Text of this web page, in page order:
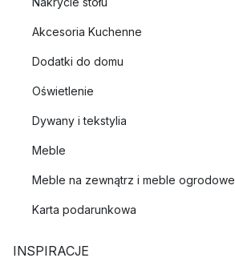
Akcesoria Kuchenne
Dodatki do domu
Oświetlenie
Dywany i tekstylia
Meble
Meble na zewnątrz i meble ogrodowe
Karta podarunkowa
INSPIRACJE